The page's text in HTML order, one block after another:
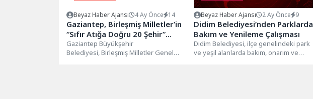
Beyaz Haber Ajansı 4 Ay Önce 14
Gaziantep, Birleşmiş Milletler’in
“Sıfır Atığa Doğru 20 Şehir”
Listesine Türkiye’den Giren Tek
Şehir Oldu
Gaziantep Büyükşehir
Belediyesi, Birleşmiş Milletler Genel
Beyaz Haber Ajansı 2 Ay Önce 9
Didim Belediyesi’nden Parklarda
Bakım ve Yenileme Çalışması
Didim Belediyesi, ilçe genelindeki park
ve yeşil alanlarda bakım, onarım ve